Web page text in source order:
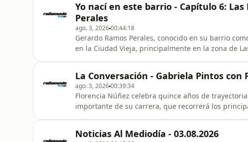
Yo nací en este barrio - Capítulo 6:
Perales
ago. 3, 202600:44:18
Gerardo Ramos Perales, conocido en su barrio
en la Ciudad Vieja, principalmente en la zona de
pasaje y manantial ma
La Conversación - Gabriela Pintos con
ago. 3, 202600:39:34
Florencia Núñez celebra quince años de
importante de su carrera, que recorrerá los
como ho
Noticias Al Mediodía - 03.08.2026